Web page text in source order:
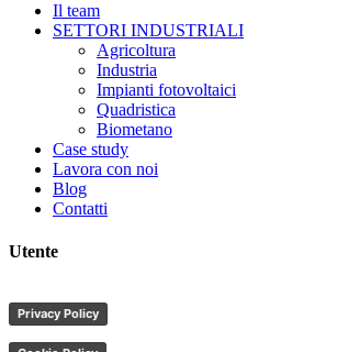
Il team
SETTORI INDUSTRIALI
Agricoltura
Industria
Impianti fotovoltaici
Quadristica
Biometano
Case study
Lavora con noi
Blog
Contatti
Utente
Privacy Policy